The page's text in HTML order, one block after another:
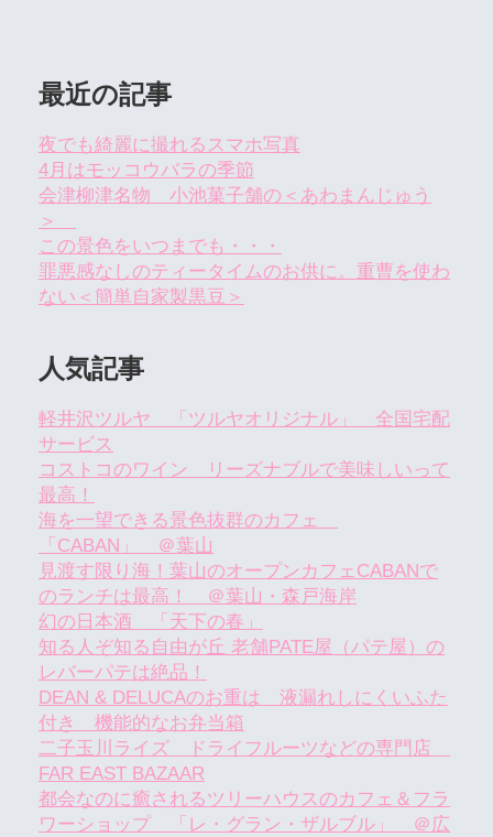
最近の記事
夜でも綺麗に撮れるスマホ写真
4月はモッコウバラの季節
会津柳津名物 小池菓子舗の＜あわまんじゅう
＞
この景色をいつまでも・・・
罪悪感なしのティータイムのお供に。重曹を使わ
ない＜簡単自家製黒豆＞
人気記事
軽井沢ツルヤ 「ツルヤオリジナル」 全国宅配
サービス
コストコのワイン リーズナブルで美味しいって
最高！
海を一望できる景色抜群のカフェ
「CABAN」 ＠葉山
見渡す限り海！葉山のオープンカフェCABANで
のランチは最高！ ＠葉山・森戸海岸
幻の日本酒 「天下の春」
知る人ぞ知る自由が丘 老舗PATE屋（パテ屋）の
レバーパテは絶品！
DEAN & DELUCAのお重は 液漏れしにくいふた
付き 機能的なお弁当箱
二子玉川ライズ ドライフルーツなどの専門店
FAR EAST BAZAAR
都会なのに癒されるツリーハウスのカフェ＆フラ
ワーショップ 「レ・グラン・ザルブル」 ＠広